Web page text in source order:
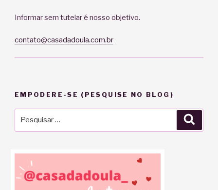
Informar sem tutelar é nosso objetivo.
contato@casadadoula.com.br
EMPODERE-SE (PESQUISE NO BLOG)